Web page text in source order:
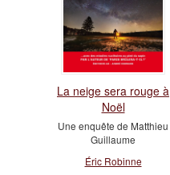
La neige sera rouge à
Noël
Une enquête de Matthieu
Guillaume
Éric Robinne